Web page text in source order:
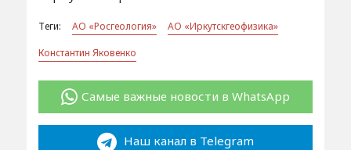
Теги: АО «Росгеология»
АО «Иркутскгеофизика»
Константин Яковенко
Самые важные новости в WhatsApp
Наш канал в Telegram